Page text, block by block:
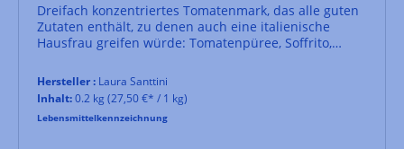
Dreifach konzentriertes Tomatenmark, das alle guten
Zutaten enthält, zu denen auch eine italienische
Hausfrau greifen würde: Tomatenpüree, Soffrito,
Geschmacksbombe für Saucen, Suppen, Dipps und
Aufstriche. Laura Santtini lässt es extra in Italien nach
ihrer Rezeptur herstellen, damit auch ja kein
authentisches Aroma verloren geht.
Hersteller : Laura Santtini
Inhalt:0.2 kg (27,50 €* / 1 kg)
Lebensmittelkennzeichnung